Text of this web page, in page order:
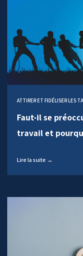
ATTIRER ET FIDÉLISER LES
Faut-il se
travail et
Lire la suite →